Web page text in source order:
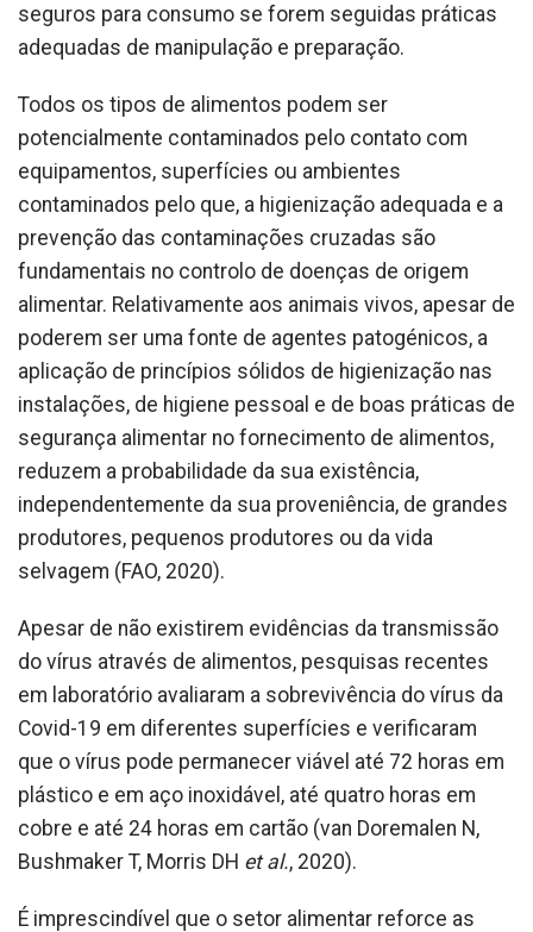
seguros para consumo se forem seguidas práticas
adequadas de manipulação e preparação.
Todos os tipos de alimentos podem ser
potencialmente contaminados pelo contato com
equipamentos, superfícies ou ambientes
contaminados pelo que, a higienização adequada e a
prevenção das contaminações cruzadas são
fundamentais no controlo de doenças de origem
alimentar. Relativamente aos animais vivos, apesar de
poderem ser uma fonte de agentes patogénicos, a
aplicação de princípios sólidos de higienização nas
instalações, de higiene pessoal e de boas práticas de
segurança alimentar no fornecimento de alimentos,
reduzem a probabilidade da sua existência,
independentemente da sua proveniência, de grandes
produtores, pequenos produtores ou da vida
selvagem (FAO, 2020).
Apesar de não existirem evidências da transmissão
do vírus através de alimentos, pesquisas recentes
em laboratório avaliaram a sobrevivência do vírus da
Covid-19 em diferentes superfícies e verificaram
que o vírus pode permanecer viável até 72 horas em
plástico e em aço inoxidável, até quatro horas em
cobre e até 24 horas em cartão (van Doremalen N,
Bushmaker T, Morris DH et al., 2020).
É imprescindível que o setor alimentar reforce as